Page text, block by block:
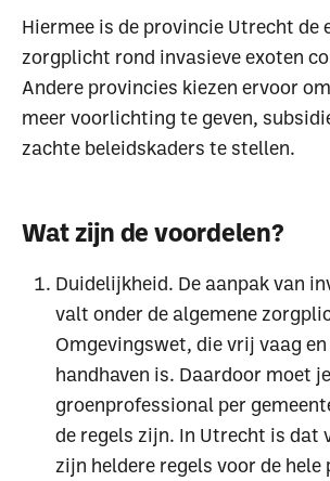
Hiermee is de provincie Utrecht de
zorgplicht rond invasieve exoten
Andere provincies kiezen ervoor
meer voorlichting te geven,
zachte beleidskaders te stellen.
Wat zijn de voordelen?
Duidelijkheid. De aanpak van
valt onder de algemene
Omgevingswet, die vrij vaag
handhaven is. Daardoor moet
groenprofessional per
de regels zijn. In Utrecht is dat
zijn heldere regels voor de